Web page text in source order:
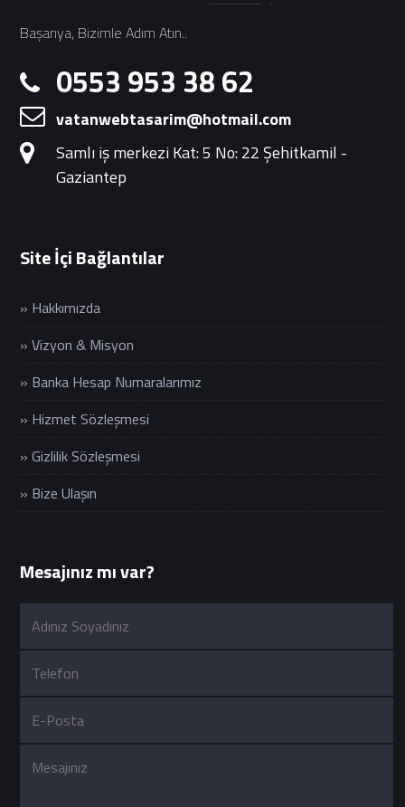
Başarıya, Bizimle Adım Atın..
0553 953 38 62
vatanwebtasarim@hotmail.com
Samlı iş merkezi Kat: 5 No: 22 Şehitkamil -
Gaziantep
Site İçi Bağlantılar
» Hakkımızda
» Vizyon & Misyon
» Banka Hesap Numaralarımız
» Hizmet Sözleşmesi
» Gizlilik Sözleşmesi
» Bize Ulaşın
Mesajınız mı var?